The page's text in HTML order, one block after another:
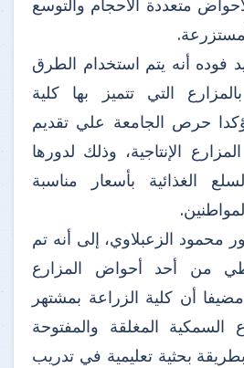
متعددة الأحجام والتوسع
فوده أنه يتم استخدام الطرق
التي تتميز بها كلية
حرص الجامعة علي تقديم
الإنتاجية، وذلك لدورها
الغذائية بأسعار مناسبة
محمود الزعبلاوي، إلى أنه تم
من أحد أحواض المزارع
أن كلية الزراعة بمشتهر
السمكية المغلقة والمفتوحة
بحثية تعليمية في تدريب